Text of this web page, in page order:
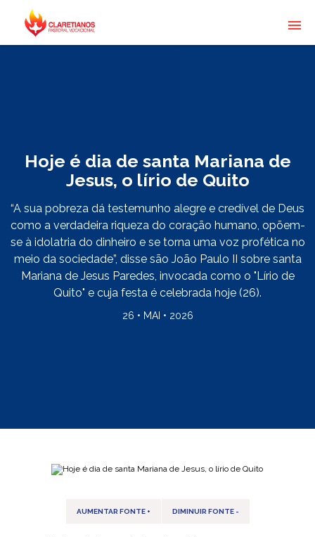
Hoje é dia de santa Mariana de
Jesus, o lírio de Quito
“A sua pobreza dá testemunho alegre e credível de Deus
como a verdadeira riqueza do coração humano, opõem-
se à idolatria do dinheiro e se torna uma voz profética no
meio da sociedade”, disse são João Paulo II sobre santa
Mariana de Jesus Paredes, invocada como o "Lírio de
Quito" e cuja festa é celebrada hoje (26).
26 • MAI • 2026
AUMENTAR FONTE + DIMINUIR FONTE -